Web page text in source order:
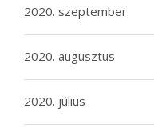
2020. szeptember
2020. augusztus
2020. július